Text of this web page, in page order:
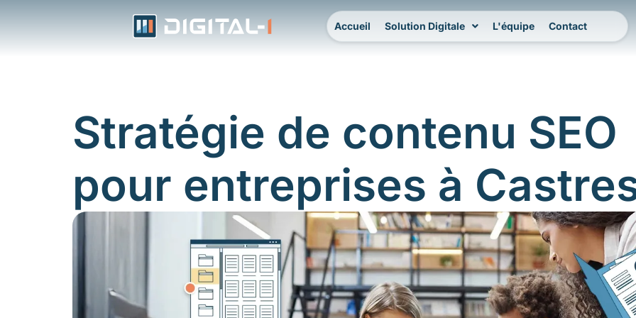
Aller
Accueil Solution Digitale L'équipe Contact
Stratégie de contenu SEO
pour entreprises à